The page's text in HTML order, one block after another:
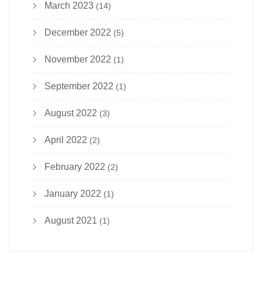
March 2023 (14)
December 2022 (5)
November 2022 (1)
September 2022 (1)
August 2022 (3)
April 2022 (2)
February 2022 (2)
January 2022 (1)
August 2021 (1)